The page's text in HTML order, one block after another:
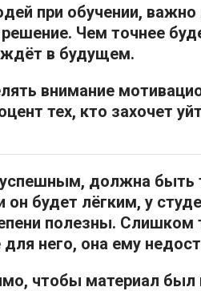
при обучении,
Чем точнее
в будущем.
внимание
тех, кто захочет
должна быть
будет лёгким, у
полезны.
него, она ему
чтобы материал